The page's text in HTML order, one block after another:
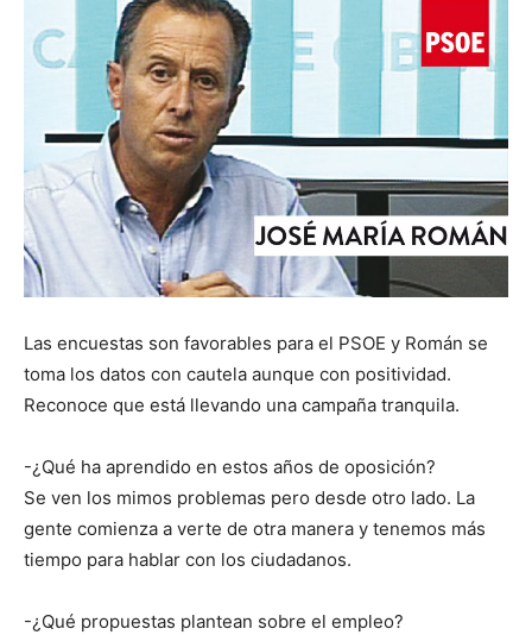
Las encuestas son favorables para el PSOE y Román se
toma los datos con cautela aunque con positividad.
Reconoce que está llevando una campaña tranquila.
-¿Qué ha aprendido en estos años de oposición?
Se ven los mimos problemas pero desde otro lado. La
gente comienza a verte de otra manera y tenemos más
tiempo para hablar con los ciudadanos.
-¿Qué propuestas plantean sobre el empleo?